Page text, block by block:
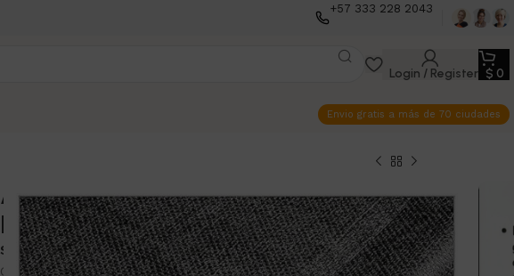
+57 333 228 2043
Login / Register $ 0
Envio gratis a más de 70 ciudades
Armario Organizador
Portátil Plus
SKU:2811
Guarda tu ropa y objetos de forma práctica y ordenada, con un